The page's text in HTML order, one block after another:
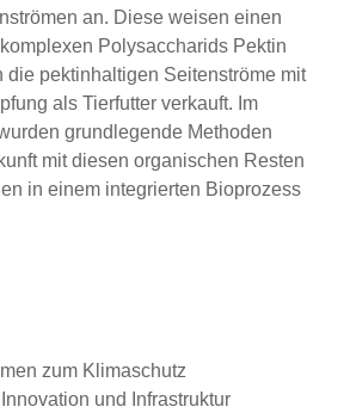
an. Diese weisen einen
Polysaccharids Pektin
die pektinhaltigen Seitenströme mit
als Tierfutter verkauft. Im
grundlegende Methoden
mit diesen organischen Resten
in einem integrierten Bioprozess
zum Klimaschutz
und Infrastruktur